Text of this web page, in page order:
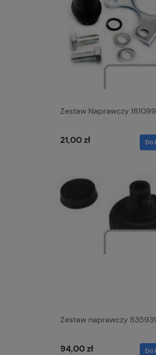
Zestaw Naprawczy
21,00 zł Do
Zestaw naprawczy
94,00 zł Do